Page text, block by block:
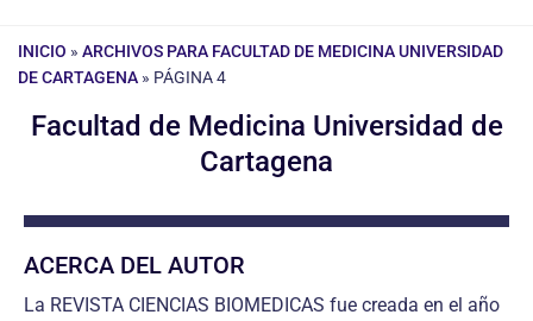
INICIO » ARCHIVOS PARA FACULTAD DE MEDICINA UNIVERSIDAD
DE CARTAGENA » PÁGINA 4
Facultad de Medicina Universidad de
Cartagena
ACERCA DEL AUTOR
La REVISTA CIENCIAS BIOMEDICAS fue creada en el año